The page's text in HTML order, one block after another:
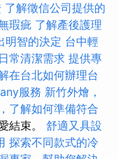
了解徵信公司提供的
瑕疵 了解產後護理
明智的決定 台中輕
常清潔需求 提供專
在台北如何辦理台
服務 新竹外燴，
了解如何準備符合
結束。 舒適又具設
探索不同款式的冷